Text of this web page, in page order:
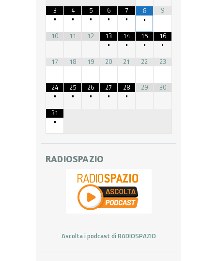
3
•
4
•
5
•
6
•
7
•
8
•
9
10 11 12
13
•
14
•
15
•
16
•
17
18 19 20 21 22 23
24
•
25
•
26
•
27
•
28
•
29 30
31
•
RADIOSPAZIO
Ascolta i podcast di RADIOSPAZIO